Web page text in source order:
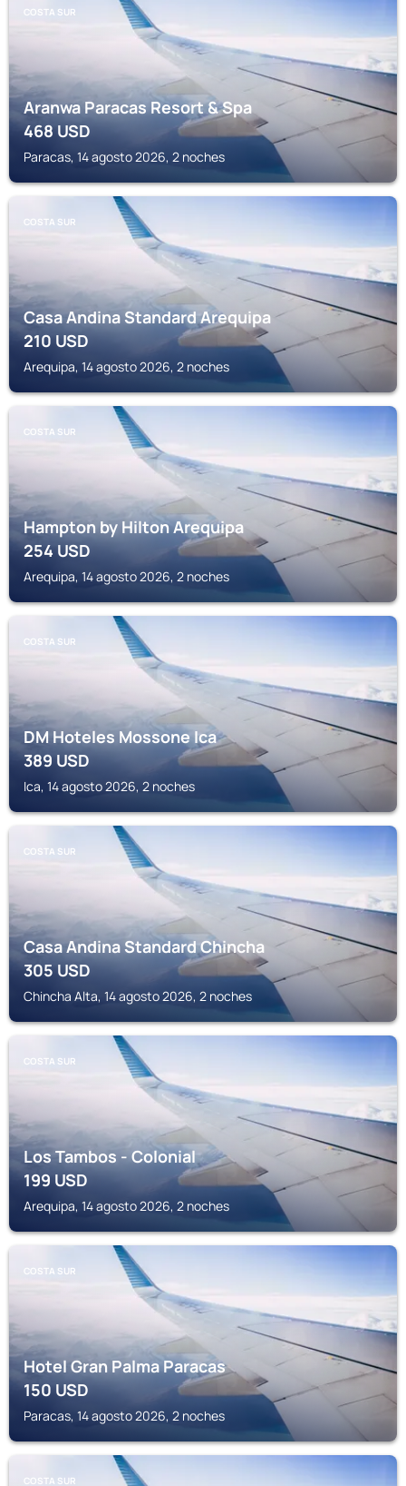
COSTA SUR
Aranwa Paracas Resort & Spa
468USD
Paracas, 14 agosto 2026, 2 noches
COSTA SUR
Casa Andina Standard Arequipa
210USD
Arequipa, 14 agosto 2026, 2 noches
COSTA SUR
Hampton by Hilton Arequipa
254USD
Arequipa, 14 agosto 2026, 2 noches
COSTA SUR
DM Hoteles Mossone Ica
389USD
Ica, 14 agosto 2026, 2 noches
COSTA SUR
Casa Andina Standard Chincha
305USD
Chincha Alta, 14 agosto 2026, 2 noches
COSTA SUR
Los Tambos - Colonial
199USD
Arequipa, 14 agosto 2026, 2 noches
COSTA SUR
Hotel Gran Palma Paracas
150USD
Paracas, 14 agosto 2026, 2 noches
COSTA SUR